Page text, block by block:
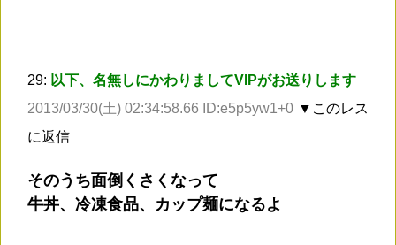
29: 以下、名無しにかわりましてVIPがお送りします
2013/03/30(土) 02:34:58.66 ID:e5p5yw1+0 ▼このレス
に返信
そのうち面倒くさくなって
牛丼、冷凍食品、カップ麺になるよ